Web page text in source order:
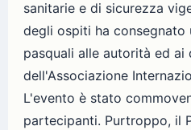
sanitarie e di sicurezza
degli ospiti ha consegnato
pasquali alle autorità ed ai
dell'Associazione
L'evento è stato
partecipanti. Purtroppo, il